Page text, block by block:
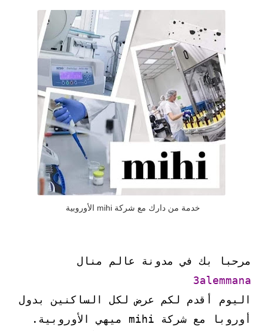
خدمة من دارك مع شركة mihi الأوروبية
مرحبا بك في مدونة عالم منال
3alemmana
اليوم أقدم لكم عرض لكل الساكنين بدول
أوروبا مع شركة mihi ميهي الأوروبية.